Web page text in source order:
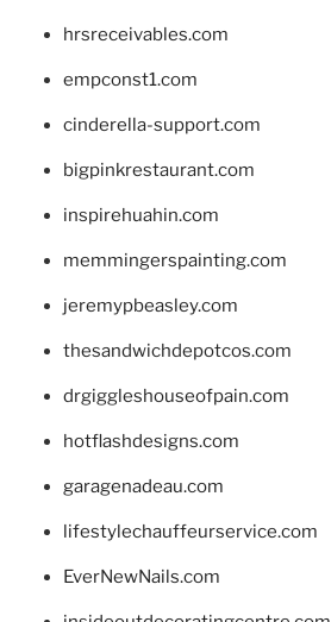
hrsreceivables.com
empconst1.com
cinderella-support.com
bigpinkrestaurant.com
inspirehuahin.com
memmingerspainting.com
jeremypbeasley.com
thesandwichdepotcos.com
drgiggleshouseofpain.com
hotflashdesigns.com
garagenadeau.com
lifestylechauffeurservice.com
EverNewNails.com